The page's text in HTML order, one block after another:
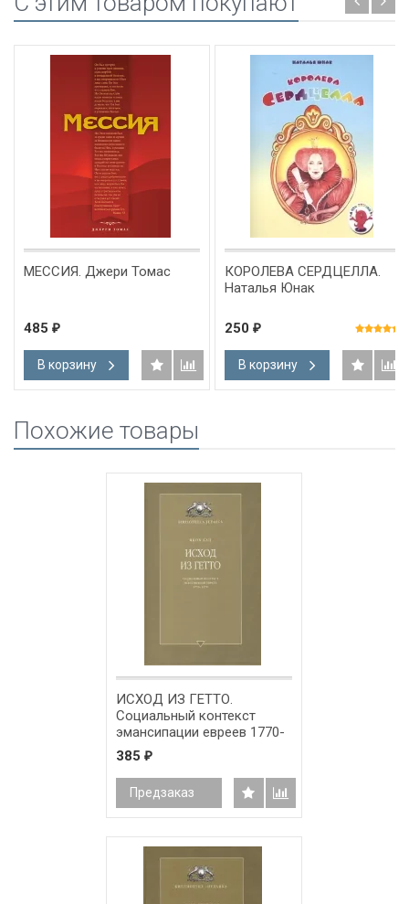
МЕССИЯ. Джери Томас
485 ₽
В корзину
КОРОЛЕВА СЕРДЦЕЛЛА.
Наталья Юнак
250 ₽
В корзину
Похожие товары
ИСХОД ИЗ ГЕТТО.
Социальный контекст
эмансипации евреев 1770-
1870. Яков Кац
385 ₽
Предзаказ